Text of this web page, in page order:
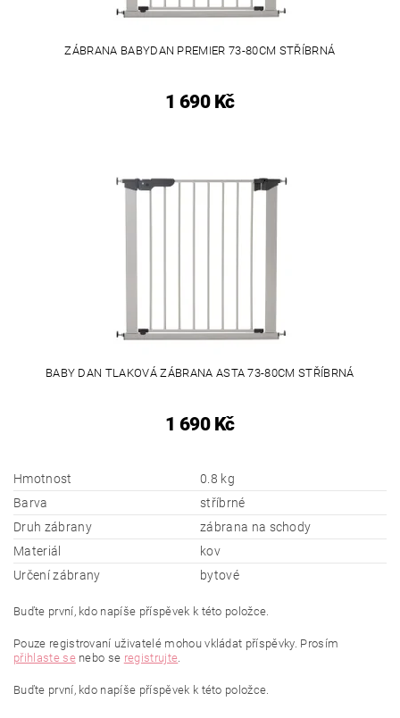
ZÁBRANA BABYDAN PREMIER 73-80CM STŘÍBRNÁ
1 690 Kč
BABY DAN TLAKOVÁ ZÁBRANA ASTA 73-80CM STŘÍBRNÁ
1 690 Kč
Hmotnost
0.8 kg
Barva
stříbrné
Druh zábrany
zábrana na schody
Materiál
kov
Určení zábrany
bytové
Buďte první, kdo napíše příspěvek k této položce.
Pouze registrovaní uživatelé mohou vkládat příspěvky. Prosím
přihlaste senebo se registrujte.
Buďte první, kdo napíše příspěvek k této položce.